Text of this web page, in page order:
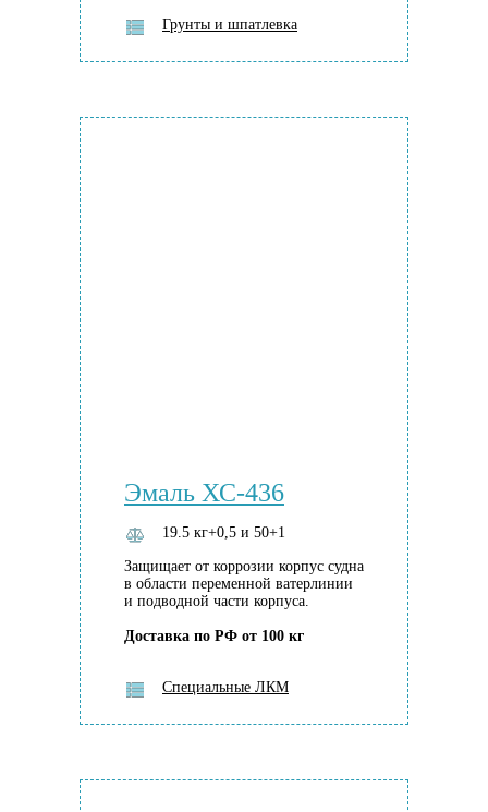
Грунты и шпатлевка
Эмаль ХС-436
19.5 кг+0,5 и 50+1
Защищает от коррозии корпус судна
в области переменной ватерлинии
и подводной части корпуса.
Доставка по РФ от 100 кг
Специальные ЛКМ